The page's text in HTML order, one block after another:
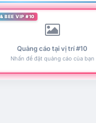
BEE VIP #10
Quảng cáo tại vị trí #10
Nhấn để đặt quảng cáo của bạn